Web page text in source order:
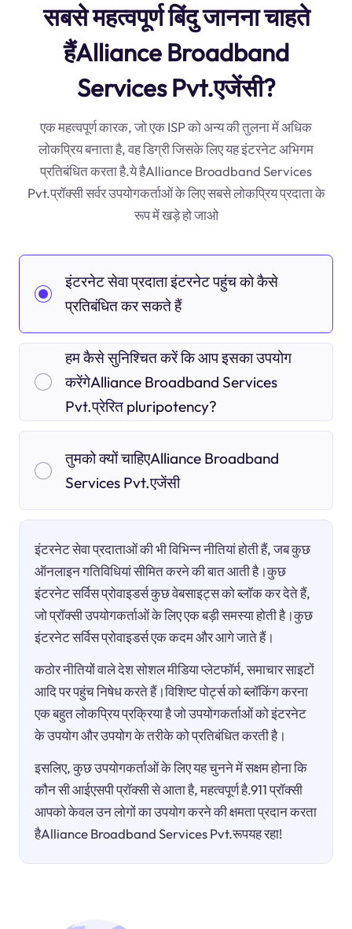
सबसे महत्वपूर्ण बिंदु जानना चाहते
हैंAlliance Broadband
Services Pvt.एजेंसी?
एक महत्वपूर्ण कारक, जो एक ISP को अन्य की तुलना में अधिक
लोकप्रिय बनाता है, वह डिग्री जिसके लिए यह इंटरनेट अभिगम
प्रतिबंधित करता है.ये हैAlliance Broadband Services
Pvt.प्रॉक्सी सर्वर उपयोगकर्ताओं के लिए सबसे लोकप्रिय प्रदाता के
रूप में खड़े हो जाओ
इंटरनेट सेवा प्रदाता इंटरनेट पहुंच को कैसे
प्रतिबंधित कर सकते हैं
हम कैसे सुनिश्चित करें कि आप इसका उपयोग
करेंगेAlliance Broadband Services
Pvt.प्रेरित pluripotency?
तुमको क्यों चाहिएAlliance Broadband
Services Pvt.एजेंसी
इंटरनेट सेवा प्रदाताओं की भी विभिन्न नीतियां होती हैं, जब कुछ
ऑनलाइन गतिविधियां सीमित करने की बात आती है।कुछ
इंटरनेट सर्विस प्रोवाइडर्स कुछ वेबसाइट्स को ब्लॉक कर देते हैं,
जो प्रॉक्सी उपयोगकर्ताओं के लिए एक बड़ी समस्या होती है।कुछ
इंटरनेट सर्विस प्रोवाइडर्स एक कदम और आगे जाते हैं।
कठोर नीतियों वाले देश सोशल मीडिया प्लेटफॉर्म, समाचार साइटों
आदि पर पहुंच निषेध करते हैं।विशिष्ट पोर्ट्स को ब्लॉकिंग करना
एक बहुत लोकप्रिय प्रक्रिया है जो उपयोगकर्ताओं को इंटरनेट
के उपयोग और उपयोग के तरीके को प्रतिबंधित करती है।
इसलिए, कुछ उपयोगकर्ताओं के लिए यह चुनने में सक्षम होना कि
कौन सी आईएसपी प्रॉक्सी से आता है, महत्वपूर्ण है.911 प्रॉक्सी
आपको केवल उन लोगों का उपयोग करने की क्षमता प्रदान करता
हैAlliance Broadband Services Pvt.रूपयह रहा!